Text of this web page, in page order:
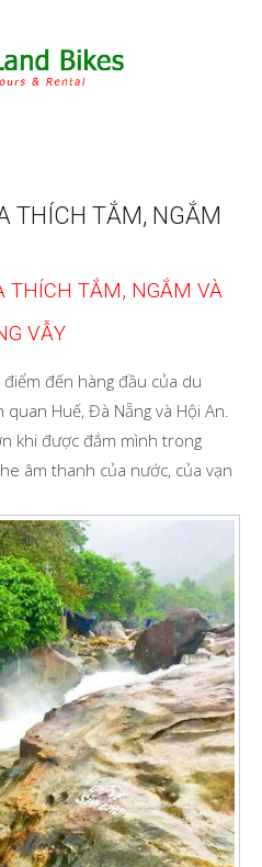
THÍCH TẮM, NGẮM
THÍCH TẮM, NGẮM VÀ
VẪY
đến hàng đầu của du
Huế, Đà Nẵng và Hội An.
khi được đắm mình trong
âm thanh của nước, của vạn